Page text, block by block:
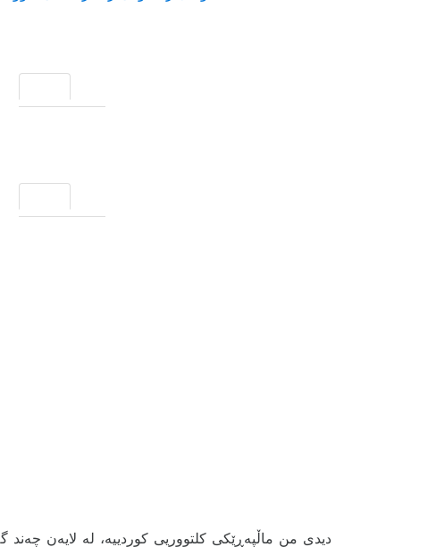
دیدی من ماڵپەڕێکی کلتووریی کوردییە، لە لایەن چەند